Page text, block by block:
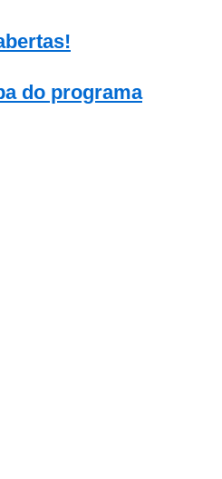
do programa